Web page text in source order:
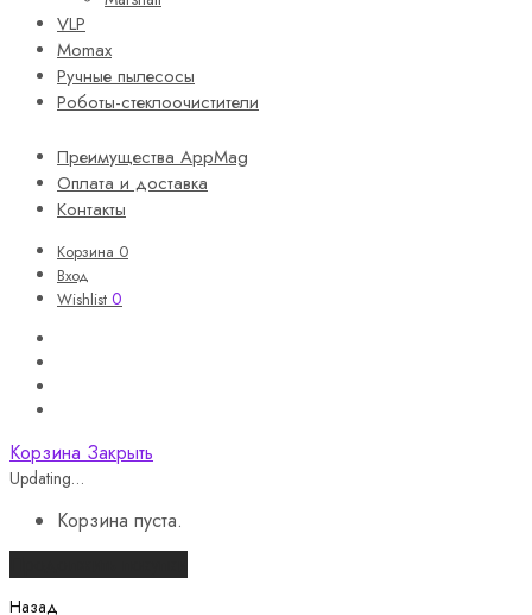
VLP
Momax
Ручные пылесосы
Роботы-стеклоочистители
Преимущества AppMag
Оплата и доставка
Контакты
Корзина 0
Вход
Wishlist 0
Корзина Закрыть
Updating…
Корзина пуста.
Назад